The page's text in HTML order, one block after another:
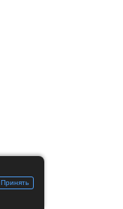
Принять